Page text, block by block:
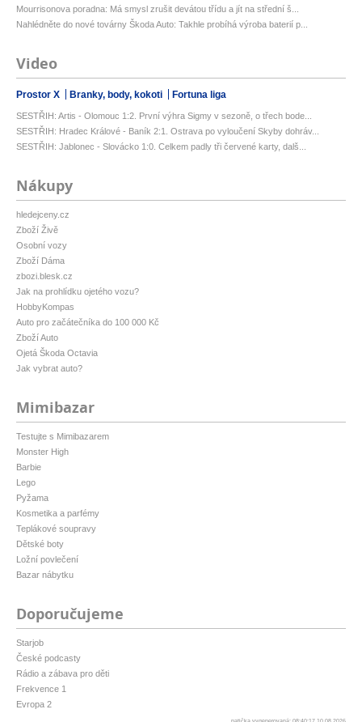
Mourrisonova poradna: Má smysl zrušit devátou třídu a jít na střední š...
Nahlédněte do nové továrny Škoda Auto: Takhle probíhá výroba baterií p...
Video
Prostor X Branky, body, kokoti Fortuna liga
SESTŘIH: Artis - Olomouc 1:2. První výhra Sigmy v sezoně, o třech bode...
SESTŘIH: Hradec Králové - Baník 2:1. Ostrava po vyloučení Skyby dohráv...
SESTŘIH: Jablonec - Slovácko 1:0. Celkem padly tři červené karty, dalš...
Nákupy
hledejceny.cz
Zboží Živě
Osobní vozy
Zboží Dáma
zbozi.blesk.cz
Jak na prohlídku ojetého vozu?
HobbyKompas
Auto pro začátečníka do 100 000 Kč
Zboží Auto
Ojetá Škoda Octavia
Jak vybrat auto?
Mimibazar
Testujte s Mimibazarem
Monster High
Barbie
Lego
Pyžama
Kosmetika a parfémy
Teplákové soupravy
Dětské boty
Ložní povlečení
Bazar nábytku
Doporučujeme
Starjob
České podcasty
Rádio a zábava pro děti
Frekvence 1
Evropa 2